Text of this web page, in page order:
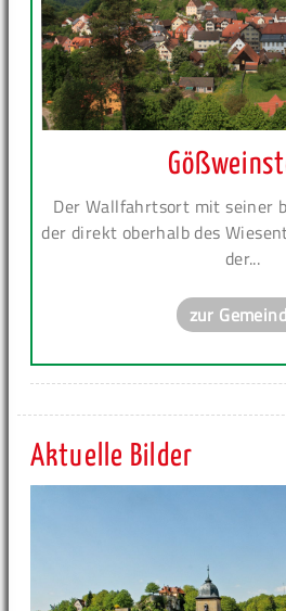
Der Wallfahrtsort mit seiner
der direkt oberhalb des
der...
zur
Aktuelle Bilder